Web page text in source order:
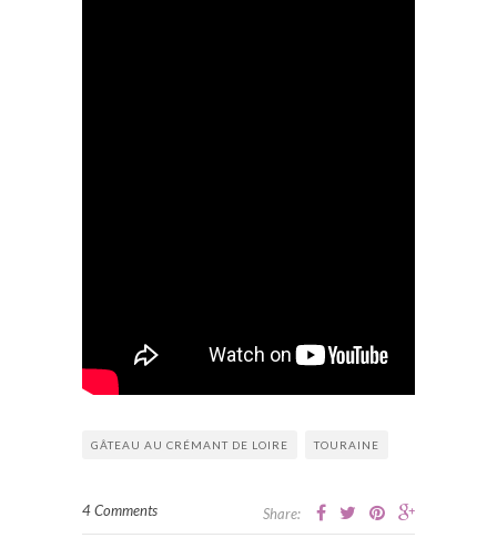
GÂTEAU AU CRÉMANT DE LOIRE TOURAINE
4 Comments Share: